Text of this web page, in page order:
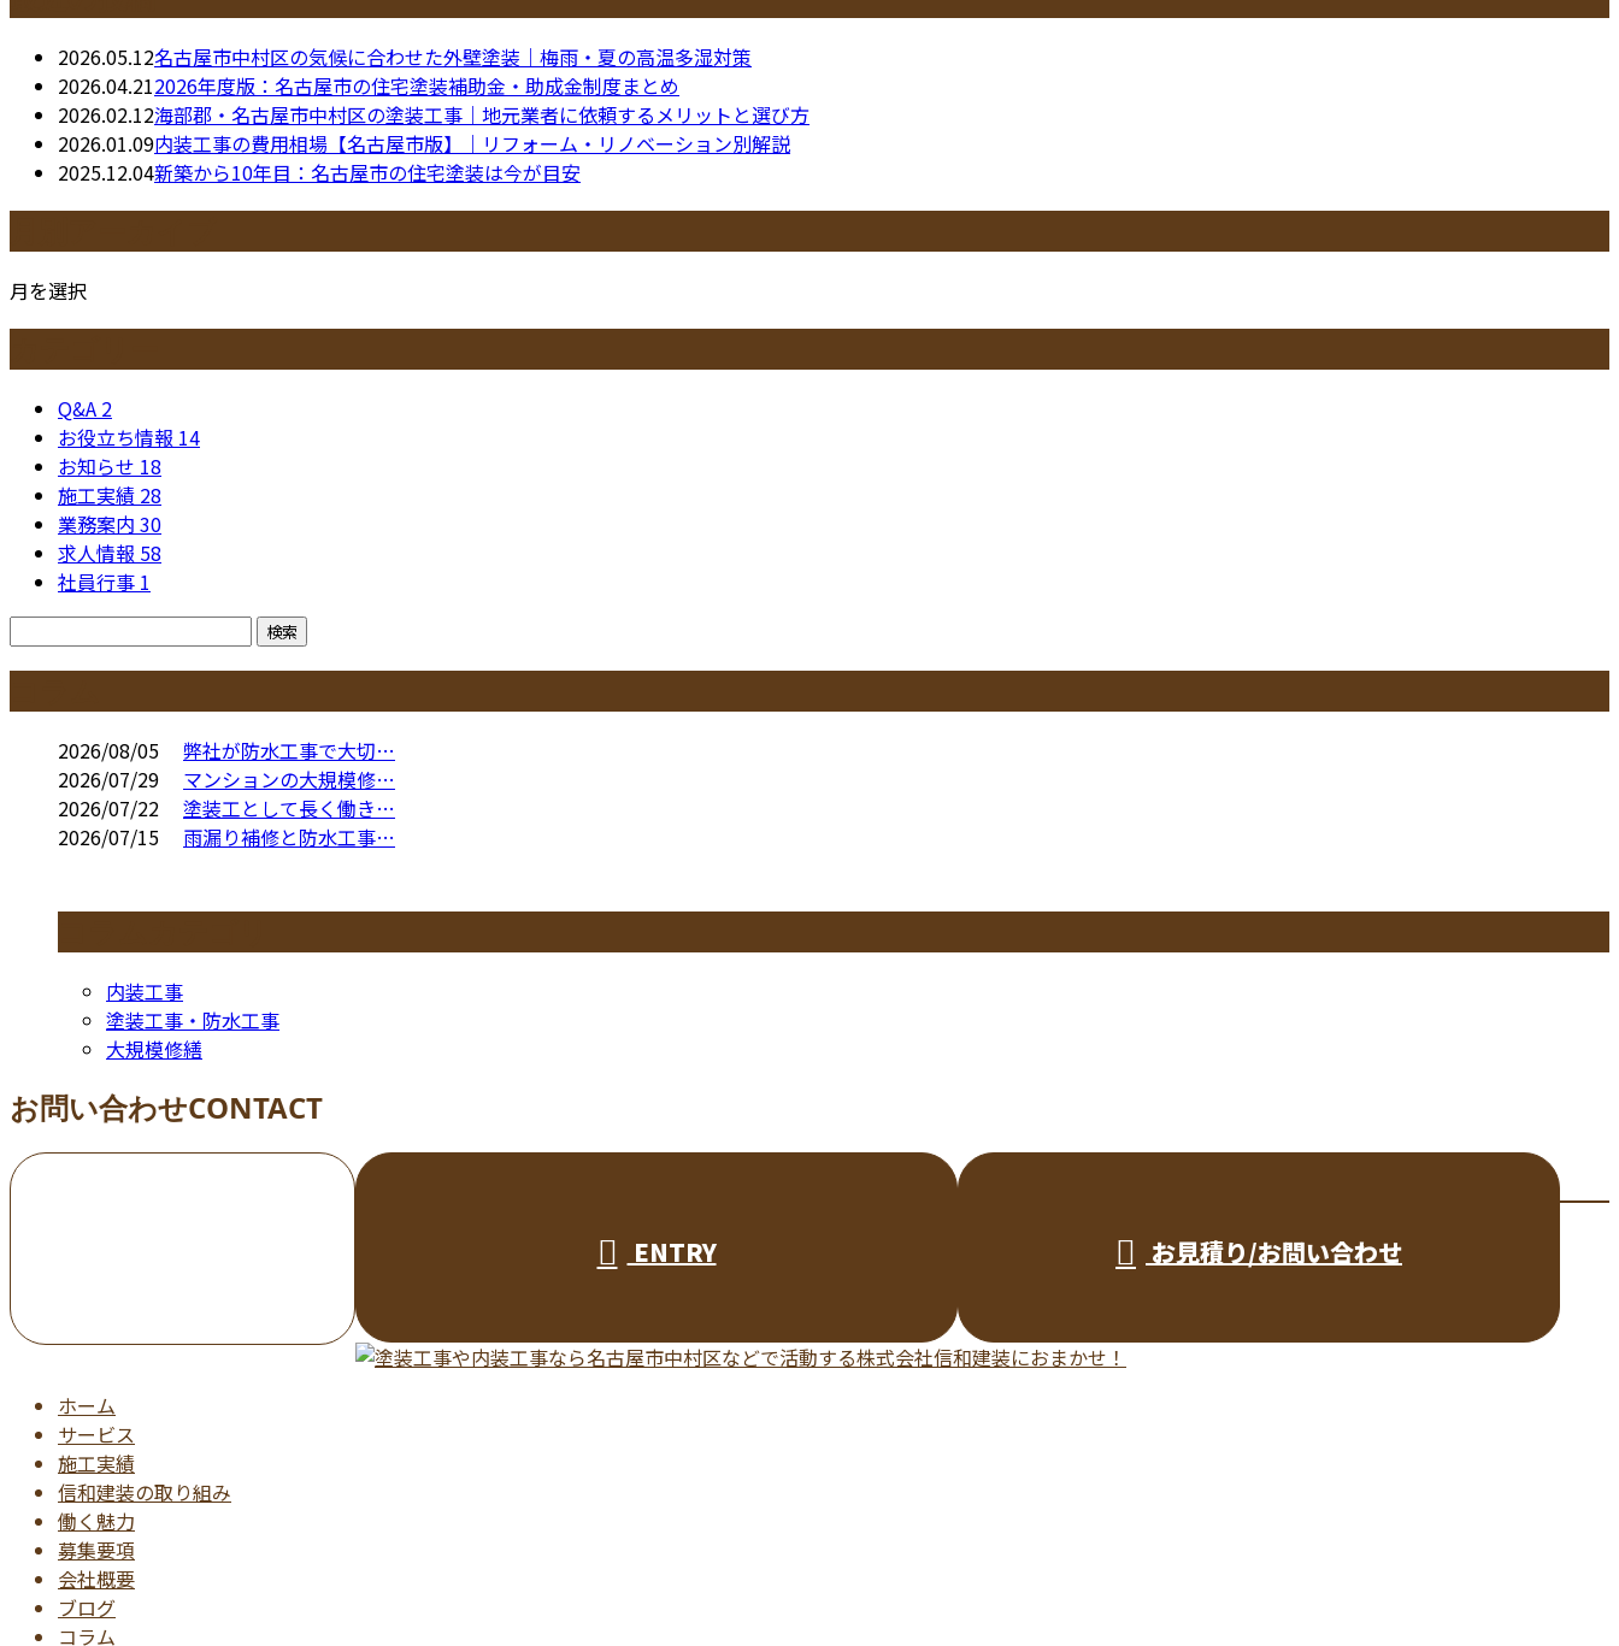
2026.05.12名古屋市中村区の気候に合わせた外壁塗装｜梅雨・夏の高温多湿対策
2026.04.212026年度版：名古屋市の住宅塗装補助金・助成金制度まとめ
2026.02.12海部郡・名古屋市中村区の塗装工事｜地元業者に依頼するメリットと選び方
2026.01.09内装工事の費用相場【名古屋市版】｜リフォーム・リノベーション別解説
2025.12.04新築から10年目：名古屋市の住宅塗装は今が目安
月を選択
Q&A 2
お役立ち情報 14
お知らせ 18
施工実績 28
業務案内 30
求人情報 58
社員行事 1
2026/08/05
弊社が防水工事で大切…
2026/07/29
マンションの大規模修…
2026/07/22
塗装工として長く働き…
2026/07/15
雨漏り補修と防水工事…
内装工事
塗装工事・防水工事
大規模修繕
お問い合わせCONTACT
ENTRY お見積り/お問い合わせ
ホーム
サービス
施工実績
信和建装の取り組み
働く魅力
募集要項
会社概要
ブログ
コラム